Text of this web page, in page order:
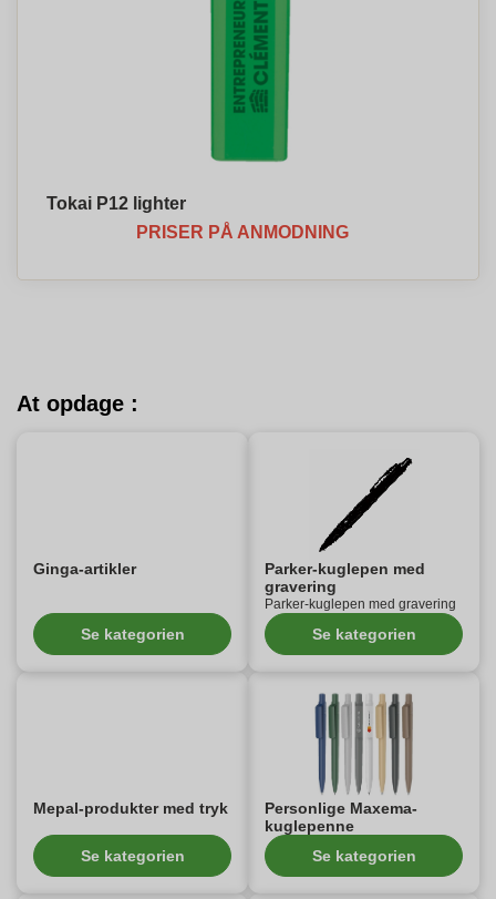
Tokai P12 lighter
PRISER PÅ ANMODNING
At opdage :
Ginga-artikler
Se kategorien
Parker-kuglepen med
gravering
Parker-kuglepen med gravering
Se kategorien
Mepal-produkter med tryk
Se kategorien
Personlige Maxema-
kuglepenne
Se kategorien